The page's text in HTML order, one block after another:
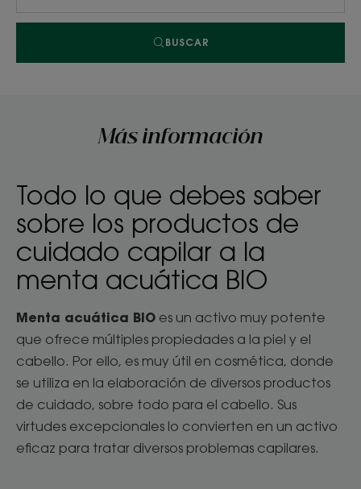
BUSCAR
Más información
Todo lo que debes saber
sobre los productos de
cuidado capilar a la
menta acuática BIO
Menta acuática BIO es un activo muy potente
que ofrece múltiples propiedades a la piel y el
cabello. Por ello, es muy útil en cosmética, donde
se utiliza en la elaboración de diversos productos
de cuidado, sobre todo para el cabello. Sus
virtudes excepcionales lo convierten en un activo
eficaz para tratar diversos problemas capilares.